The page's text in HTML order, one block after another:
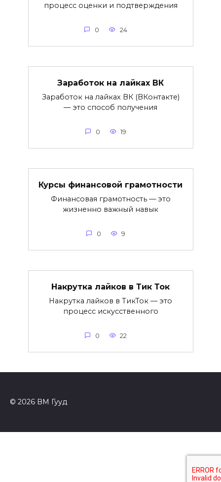
процесс оценки и подтверждения
0 24
Заработок на лайках ВК
Заработок на лайках ВК (ВКонтакте)
— это способ получения
0 19
Курсы финансовой грамотности
Финансовая грамотность — это
жизненно важный навык
0 9
Накрутка лайков в Тик Ток
Накрутка лайков в ТикТок — это
процесс искусственного
0 22
© 2026 ВМ Гууд